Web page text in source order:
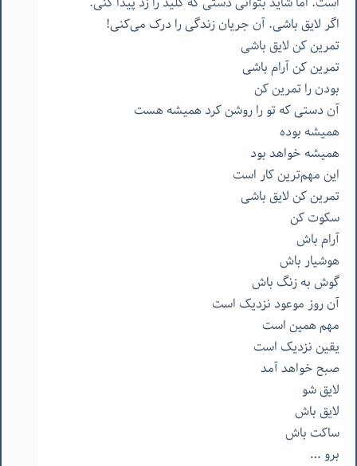
اگر لایق باشی. آن جریان زندگی را درک می‌کنی!
تمرین کن لایق باشی
تمرین کن آرام باشی
بودن را تمرین کن
آن دستی که تو را روشن کرد همیشه هست
همیشه بوده
همیشه خواهد بود
این مهم‌ترین کار است
تمرین کن لایق باشی
سکوت کن
آرام باش
هوشیار باش
گوش به زنگ باش
آن روز موعود نزدیک است
مهم همین است
یقین نزدیک است
صبح خواهد آمد
لایق شو
لایق باش
ساکت باش
برو …